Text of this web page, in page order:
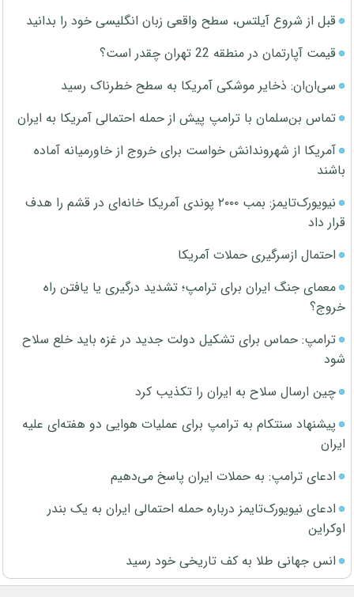
قبل از شروع آیلتس، سطح واقعی زبان انگلیسی خود را بدانید
قیمت آپارتمان در منطقه 22 تهران چقدر است؟
سی‌ان‌ان: ذخایر موشکی آمریکا به سطح خطرناک رسید
تماس بن‌سلمان با ترامپ پیش از حمله احتمالی آمریکا به ایران
آمریکا از شهروندانش خواست برای خروج از خاورمیانه آماده
باشند
نیویورک‌تایمز: بمب ۲۰۰۰ پوندی آمریکا خانه‌ای در قشم را هدف
قرار داد
احتمال ازسرگیری حملات آمریکا
معمای جنگ ایران برای ترامپ؛ تشدید درگیری یا یافتن راه
خروج؟
ترامپ: حماس برای تشکیل دولت جدید در غزه باید خلع سلاح
شود
چین ارسال سلاح به ایران را تکذیب کرد
پیشنهاد سنتکام به ترامپ برای عملیات هوایی دو هفته‌ای علیه
ایران
ادعای ترامپ: به حملات ایران پاسخ می‌دهیم
ادعای نیویورک‌تایمز درباره حمله احتمالی ایران به یک بندر
اوکراین
انس جهانی طلا به کف تاریخی خود رسید